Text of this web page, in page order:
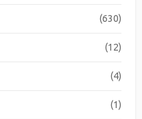
(630)
(12)
(4)
(1)